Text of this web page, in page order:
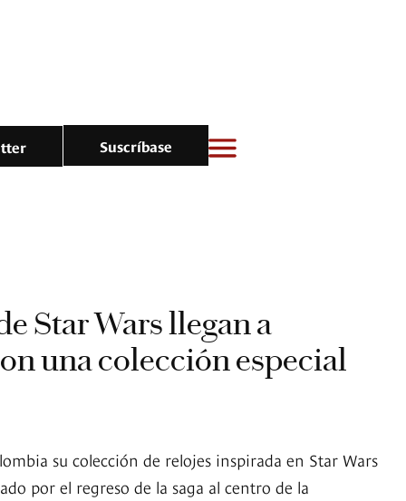
Suscríbase
Star Wars llegan a
una colección especial
su colección de relojes inspirada en Star Wars
por el regreso de la saga al centro de la